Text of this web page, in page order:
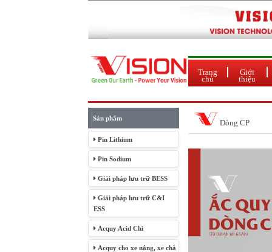
Trang
chủ
Giới
thiệu
Sản phẩm
Pin Lithium
Pin Sodium
Giải pháp lưu trữ BESS
Giải pháp lưu trữ C&I
ESS
Acquy Acid Chì
Acquy cho xe nâng, xe chà
Dòng CP